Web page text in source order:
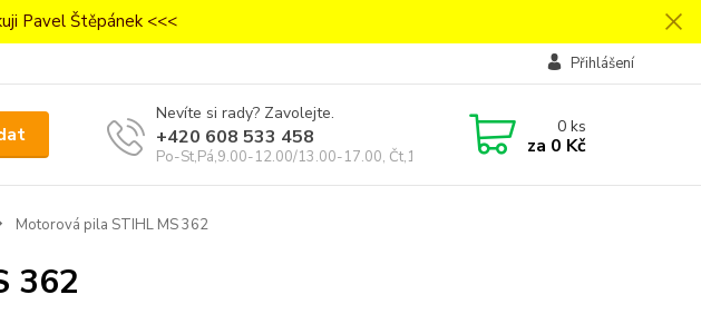
Pavel Štěpánek <<<
Přihlášení
Nevíte si rady? Zavolejte.
+420 608 533 458
Po-St,Pá,9.00-12.00/13.00-17.00, Čt,14.00-18.00
0ks
za 0 Kč
Motorová pila STIHL MS 362
362